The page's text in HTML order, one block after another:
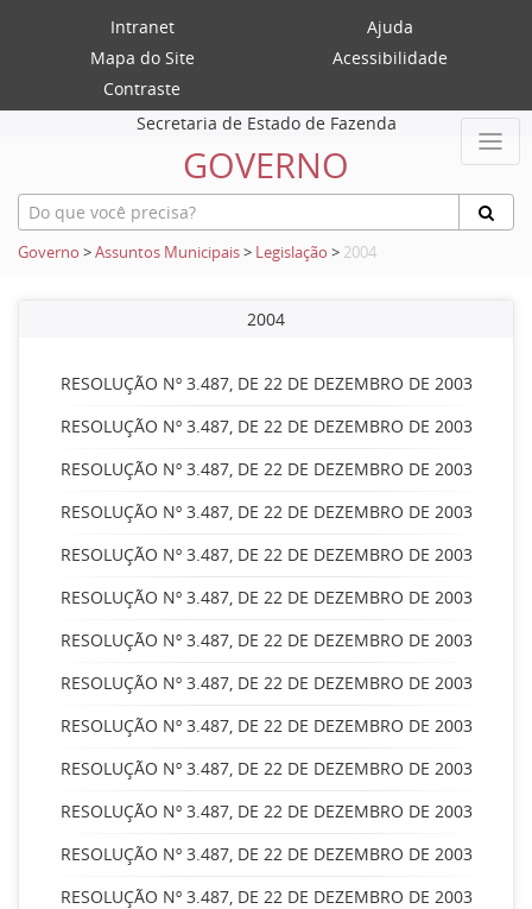
Intranet
Ajuda
Mapa do Site
Acessibilidade
Contraste
Secretaria de Estado de Fazenda
GOVERNO
Governo >Assuntos Municipais> Legislação > 2004
2004
RESOLUÇÃO Nº 3.487, DE 22 DE DEZEMBRO DE 2003
RESOLUÇÃO Nº 3.487, DE 22 DE DEZEMBRO DE 2003
RESOLUÇÃO Nº 3.487, DE 22 DE DEZEMBRO DE 2003
RESOLUÇÃO Nº 3.487, DE 22 DE DEZEMBRO DE 2003
RESOLUÇÃO Nº 3.487, DE 22 DE DEZEMBRO DE 2003
RESOLUÇÃO Nº 3.487, DE 22 DE DEZEMBRO DE 2003
RESOLUÇÃO Nº 3.487, DE 22 DE DEZEMBRO DE 2003
RESOLUÇÃO Nº 3.487, DE 22 DE DEZEMBRO DE 2003
RESOLUÇÃO Nº 3.487, DE 22 DE DEZEMBRO DE 2003
RESOLUÇÃO Nº 3.487, DE 22 DE DEZEMBRO DE 2003
RESOLUÇÃO Nº 3.487, DE 22 DE DEZEMBRO DE 2003
RESOLUÇÃO Nº 3.487, DE 22 DE DEZEMBRO DE 2003
RESOLUÇÃO Nº 3.487, DE 22 DE DEZEMBRO DE 2003